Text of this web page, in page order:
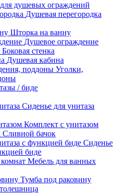
душевых ограждений
Душевая перегородка
Шторка на ванну
Душевое ограждение
Боковая стенка
Душевая кабина
Уголки,
/ биде
Сиденье для унитаза
Комплект с унитазом
Сливной бачок
Сиденье
биде
Мебель для ванных
Тумба под раковину